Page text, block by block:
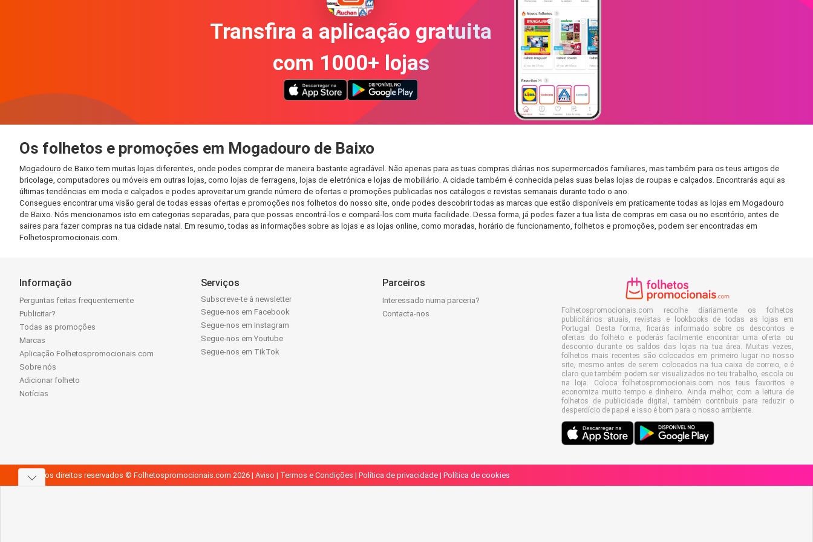
Transfira a aplicação gratuita
com 1000+ lojas
Os folhetos e promoções em Mogadouro de Baixo
Mogadouro de Baixo tem muitas lojas diferentes, onde podes comprar de maneira bastante agradável. Não apenas para as tuas compras diárias nos supermercados familiares, mas também para os teus artigos de
bricolage, computadores ou móveis em outras lojas, como lojas de ferragens, lojas de eletrónica e lojas de mobiliário. A cidade também é conhecida pelas suas belas lojas de roupas e calçados. Encontrarás aqui as
últimas tendências em moda e calçados e podes aproveitar um grande número de ofertas e promoções publicadas nos catálogos e revistas semanais durante todo o ano.
Consegues encontrar uma visão geral de todas essas ofertas e promoções nos folhetos do nosso site, onde podes descobrir todas as marcas que estão disponíveis em praticamente todas as lojas em Mogadouro
de Baixo. Nós mencionamos isto em categorias separadas, para que possas encontrá-los e compará-los com muita facilidade. Dessa forma, já podes fazer a tua lista de compras em casa ou no escritório, antes de
saires para fazer compras na tua cidade natal. Em resumo, todas as informações sobre as lojas e as lojas online, como moradas, horário de funcionamento, folhetos e promoções, podem ser encontradas em
Folhetospromocionais.com.
Informação
Perguntas feitas frequentemente
Publicitar?
Todas as promoções
Marcas
Aplicação Folhetospromocionais.com
Sobre nós
Adicionar folheto
Notícias
Serviços
Subscreve-te à newsletter
Segue-nos em Facebook
Segue-nos em Instagram
Segue-nos em Youtube
Segue-nos em TikTok
Parceiros
Interessado numa parceria?
Contacta-nos
Folhetospromocionais.com recolhe diariamente os folhetos
publicitários atuais, revistas e lookbooks de todas as lojas em
Portugal. Desta forma, ficarás informado sobre os descontos e
ofertas do folheto e poderás facilmente encontrar uma oferta ou
desconto durante os saldos das lojas na tua área. Muitas vezes,
folhetos mais recentes são colocados em primeiro lugar no nosso
site, mesmo antes de serem colocados na tua caixa de correio, e é
claro que também podem ser visualizados no teu trabalho, escola ou
na loja. Coloca folhetospromocionais.com nos teus favoritos e
economiza muito tempo e dinheiro. Ainda melhor, com a leitura de
folhetos de publicidade digital, também contribuis para reduzir o
desperdício de papel e isso é bom para o nosso ambiente.
Todos os direitos reservados © Folhetospromocionais.com 2026 | Aviso | Termos e Condições | Política de privacidade | Política de cookies